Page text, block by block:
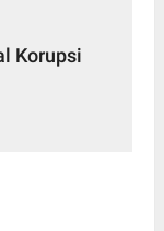
Korupsi